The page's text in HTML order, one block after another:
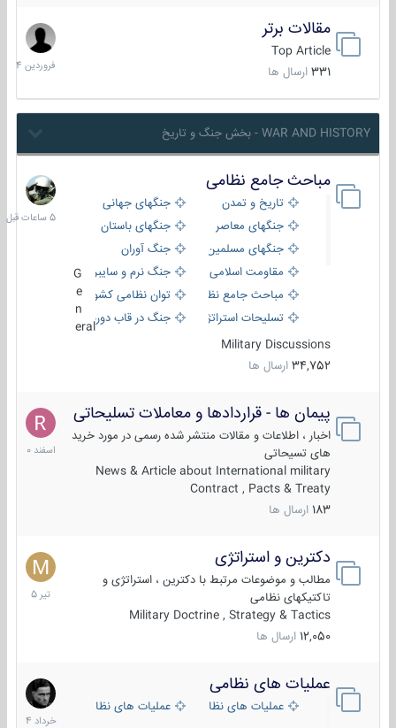
مقالات برتر
Top Article
331 ارسال ها
29
فروردین
1404
WAR AND HISTORY - بخش جنگ و تاریخ
مباحث جامع نظامی
تاریخ و تمدن
جنگهای جهانی
جنگهای معاصر
جنگهای باستان
جنگهای مسلمین
جنگ آوران
مقاومت اسلامی
جنگ نرم و سایبری
مباحث جامع نظامی
توان نظامی کشورها
تسلیحات استراتژیک
جنگ در قاب دوربین
eral
Military Discussions
34,752 ارسال ها
5
ساعات
قبل
پیمان ها - قراردادها و معاملات تسلیحاتی
اخبار ، اطلاعات و مقالات منتشر شده رسمی در مورد خرید
های تسیحاتی
News & Article about International military
Contract , Pacts & Treaty
183 ارسال ها
7
اسفند
1400
دکترین و استراتژی
مطالب و موضوعات مرتبط با دکترین ، استراتژی و
تاکتیکهای نظامی
Military Doctrine , Strategy & Tactics
12,050 ارسال ها
27
تیر
1405
عملیات های نظامی
عملیات های نظامی ایرانعملیات های نظامی خارجی
5
خرداد
1404